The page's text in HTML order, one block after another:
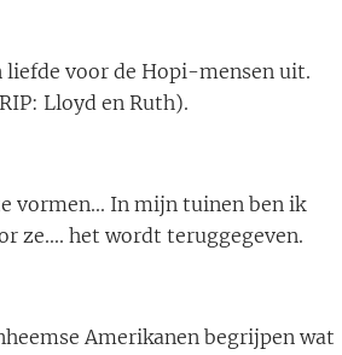
liefde voor de Hopi-mensen uit.
Lloyd en Ruth).
vormen... In mijn tuinen ben ik
ze.... het wordt teruggegeven.
Amerikanen begrijpen wat